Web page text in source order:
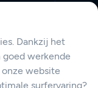
Dankzij het
werkende
website
surfervaring?